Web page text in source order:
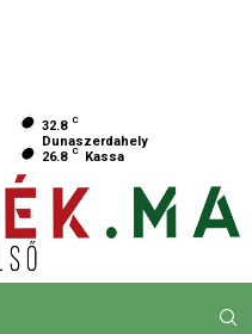
32.8 C
Dunaszerdahely
26.8 C Kassa